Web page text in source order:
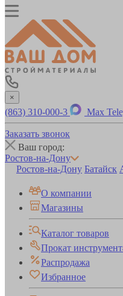
×
(863) 310-000-3 Max
Заказать звонок
Ваш город:
Ростов-на-Дону
Ростов-на-Дону Батайск
О компании
Магазины
Каталог товаров
Прокат
Распродажа
Избранное